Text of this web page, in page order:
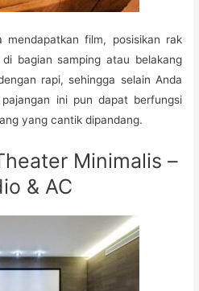
mendapatkan film, posisikan rak
bagian samping atau belakang
rapi, sehingga selain Anda
ini pun dapat berfungsi
yang cantik dipandang.
Minimalis –
& AC